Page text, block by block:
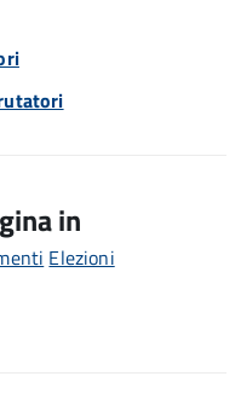
in
Elezioni